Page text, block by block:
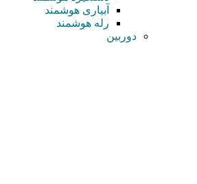
آبیاری هوشمند
رله هوشمند
دوربین